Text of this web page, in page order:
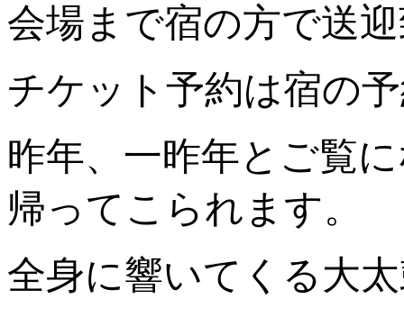
会場まで宿の方で送
チケット予約は宿の
昨年、一昨年とご覧
帰ってこられます。
全身に響いてくる大